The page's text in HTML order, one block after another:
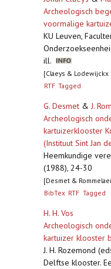
Archeologisch
voormalige
KU Leuven,
ill.
[Claeys & Lodewijckx
RTF Tagged
G. Desmet & J.
Archeologisch
kartuizerklooster
(Instituut Sint Jan
Heemkundige
(1988), 24-30
[Desmet &
BibTex RTF Tagged
H. H. Vos
Archeologisch
kartuizer klooster
J. H. Rozemond
Delftse klooster.